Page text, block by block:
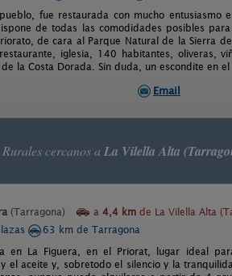
fue restaurada con mucho
de todas las comodidades posibles
de cara al Parque Natural de la Sierra
iglesia, 140 habitantes, oliveras,
la Costa Dorada. Sin duda, un escondite en
Email
cercanos a La Vilella Alta
(Tarragona) a 4,4 km de La Vilella Alta
63 km de Tarragona
en La Figuera, en el Priorat, lugar ideal
el aceite y, sobretodo el silencio y la